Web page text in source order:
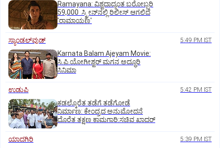
Ramayana: ವಿಶ್ವದಾದ್ಯಂತ ಬರೋಬ್ಬರಿ
59,000 ಸ್ಕ್ರೀನ್‌ನಲ್ಲಿ ರಿಲೀಸ್‌ ಆಗಲಿದೆ
'ರಾಮಾಯಣ'
ಸ್ಯಾಂಡಲ್‌ವುಡ್‌ 5:49 PM IST
Karnata Balam Ajeyam Movie:
ಸಿ.ಪಿ.ಯೋಗೀಶ್ವರ್‌ ಮಗನ ಅದ್ಧೂರಿ
ಸಿನಿಮಾ
ಉಡುಪಿ 5:42 PM IST
ಕಡಲ್ಕೊರೆತ ತಡೆಗೆ ತಡೆಗೋಡೆ
ನಿರ್ಮಾಣ: ಕೇಂದ್ರದ ಅನುಮೋದನೆ
ದೊರೆತ ತಕ್ಷಣ ಕಾಮಗಾರಿ:ಸಚಿವ ಖಾದರ್
ಯಾದಗಿರಿ 5:39 PM IST